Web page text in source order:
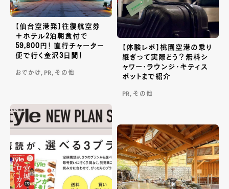
【仙台空港発】往復航空券
＋ホテル2泊朝食付で
59,800円！ 直行チャーター
便で行く金沢3日間！
おでかけ, PR, その他
【体験レポ】桃園空港の乗り
継ぎって実際どう？無料シ
ャワー・ラウンジ・キティス
ポットまで紹介
PR, その他